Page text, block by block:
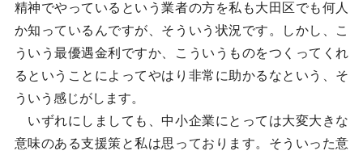
精神でやっているという業者の方を私も大田区でも何人
か知っているんですが、そういう状況です。しかし、こ
ういう最優遇金利ですか、こういうものをつくってくれ
るということによってやはり非常に助かるなという、そ
ういう感じがします。
いずれにしましても、中小企業にとっては大変大きな
意味のある支援策と私は思っております。そういった意